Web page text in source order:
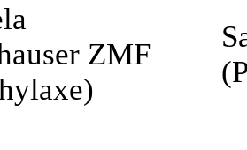
ZMF